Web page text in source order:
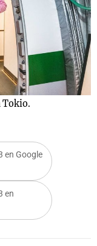
Tokio.
en Google
en
Notas